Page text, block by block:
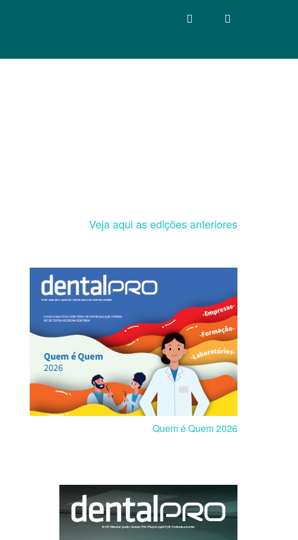
Veja aqui as edições anteriores
Quem é Quem 2026